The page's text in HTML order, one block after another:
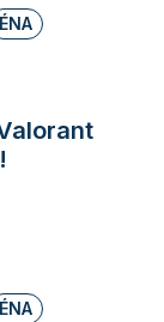
ÉNA
ÉNA